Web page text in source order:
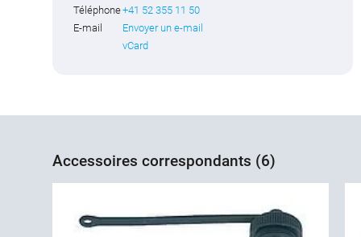
Téléphone+41 52 355 11 50
E-mail
Envoyer un e-mail
vCard
Accessoires correspondants (6)